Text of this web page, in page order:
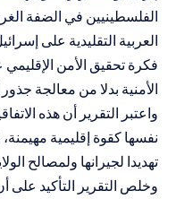
الفلسطينيين في الضفة
العربية التقليدية على
فكرة تحقيق الأمن الإقليمي
الأمنية بدلا من معالجة
واعتبر التقرير أن هذه
نفسها كقوة إقليمية
تهديدا لجيرانها ولمصالح
وخلص التقرير التأكيد على